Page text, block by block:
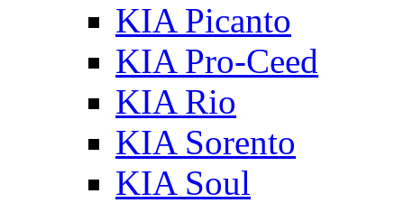
KIA Picanto
KIA Pro-Ceed
KIA Rio
KIA Sorento
KIA Soul